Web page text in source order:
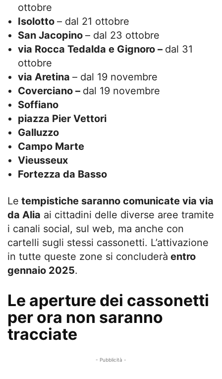
ottobre
Isolotto – dal 21 ottobre
San Jacopino – dal 23 ottobre
via Rocca Tedalda e Gignoro – dal 31
ottobre
via Aretina – dal 19 novembre
Coverciano – dal 19 novembre
Soffiano
piazza Pier Vettori
Galluzzo
Campo Marte
Vieusseux
Fortezza da Basso
Le tempistiche saranno comunicate via via
da Alia ai cittadini delle diverse aree tramite
i canali social, sul web, ma anche con
cartelli sugli stessi cassonetti. L’attivazione
in tutte queste zone si concluderà entro
gennaio 2025.
Le aperture dei cassonetti
per ora non saranno
tracciate
- Pubblicità -